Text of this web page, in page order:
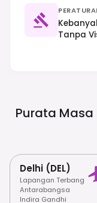
Tanpa
Purata Masa
Delhi (DEL)
Lapangan Terbang
Antarabangsa
Indira Gandhi